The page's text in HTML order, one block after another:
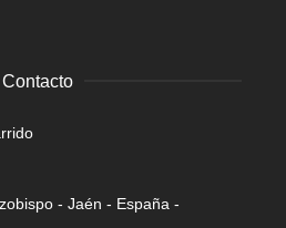
Contacto
- Jaén - España -